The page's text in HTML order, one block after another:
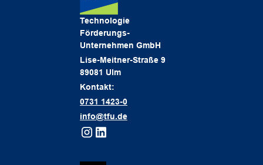
Technologie
Förderungs-
Unternehmen GmbH
Lise-Meitner-Straße 9
89081 Ulm
Kontakt:
0731 1423-0
info@tfu.de